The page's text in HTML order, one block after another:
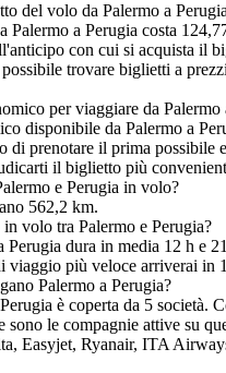
del volo da Palermo a
Palermo a Perugia costa
con cui si acquista il
trovare biglietti a
per viaggiare da Palermo
disponibile da Palermo a
di prenotare il prima possibile
il biglietto più
e Perugia in volo?
562,2 km.
volo tra Palermo e Perugia?
Perugia dura in media 12 h e
viaggio più veloce arriverai in
Palermo a Perugia?
è coperta da 5 società.
sono le compagnie attive su
Easyjet, Ryanair, ITA